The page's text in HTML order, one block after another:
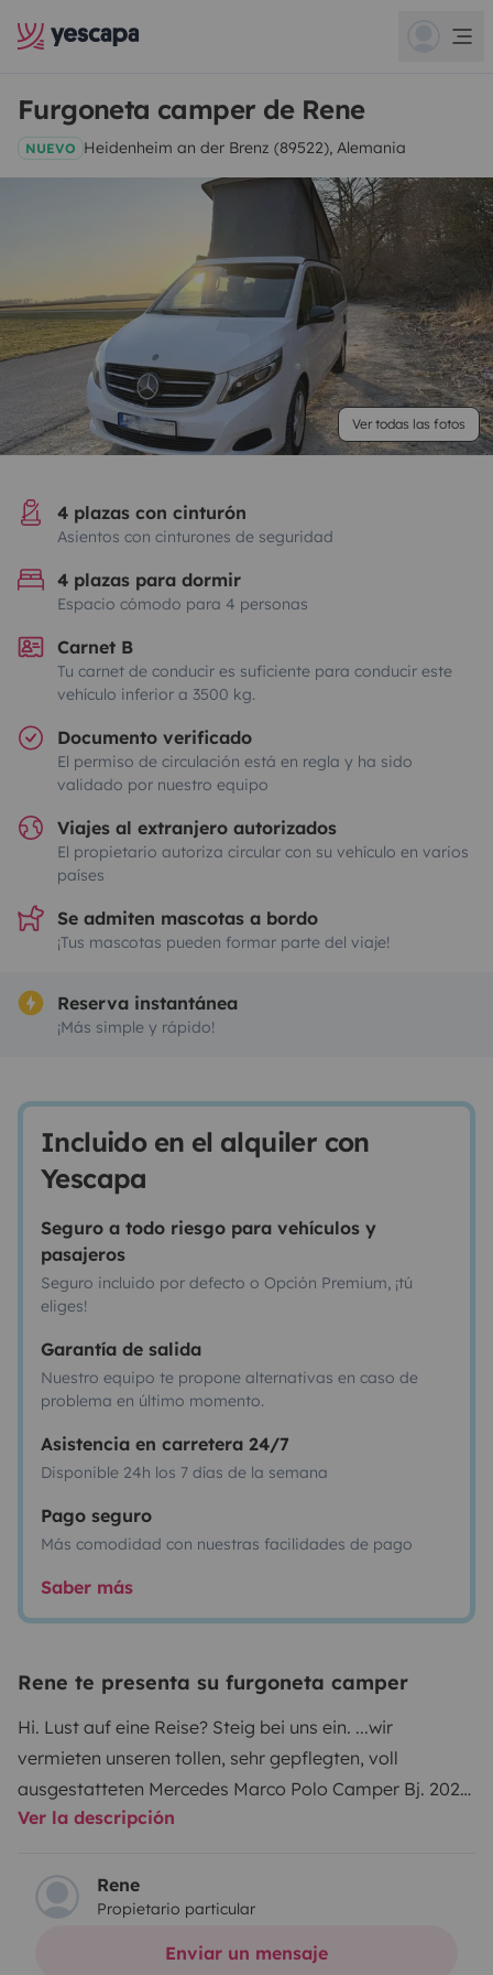
Furgoneta camper de Rene
NUEVO Heidenheim an der Brenz (89522), Alemania
Ver todas las fotos
4 plazas con cinturón
Asientos con cinturones de seguridad
4 plazas para dormir
Espacio cómodo para 4 personas
Carnet B
Tu carnet de conducir es suficiente para conducir este
vehículo inferior a 3500 kg.
Documento verificado
El permiso de circulación está en regla y ha sido
validado por nuestro equipo
Viajes al extranjero autorizados
El propietario autoriza circular con su vehículo en varios
países
Se admiten mascotas a bordo
¡Tus mascotas pueden formar parte del viaje!
Reserva instantánea
¡Más simple y rápido!
Incluido en el alquiler con
Yescapa
Seguro a todo riesgo para vehículos y
pasajeros
Seguro incluido por defecto o Opción Premium, ¡tú
eliges!
Garantía de salida
Nuestro equipo te propone alternativas en caso de
problema en último momento.
Asistencia en carretera 24/7
Disponible 24h los 7 días de la semana
Pago seguro
Más comodidad con nuestras facilidades de pago
Saber más
Rene te presenta su furgoneta camper
Hi. Lust auf eine Reise? Steig bei uns ein. ...wir
vermieten unseren tollen, sehr gepflegten, voll
ausgestatteten Mercedes Marco Polo Camper Bj. 2020,
mit kompletter Grundausstattung. Einfach nur
und gute Laune mitbringen - schon kanns los gehen.
entspannte Fahrer gibt es: Parksensoren, Kamera
vorne und hinten, Fahrzeughöhe ca. 2m (gut für die
Ver la descripción
Rene
Propietario particular
Enviar un mensaje